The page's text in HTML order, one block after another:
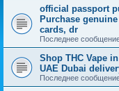
official passport
Purchase
cards, dr
Последнее
Shop THC Vape
UAE Dubai
Последнее